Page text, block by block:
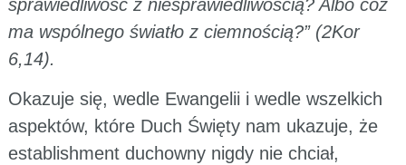
sprawiedliwość z niesprawiedliwością? Albo cóż
ma wspólnego światło z ciemnością?” (2Kor
6,14).
Okazuje się, wedle Ewangelii i wedle wszelkich
aspektów, które Duch Święty nam ukazuje, że
establishment duchowny nigdy nie chciał,